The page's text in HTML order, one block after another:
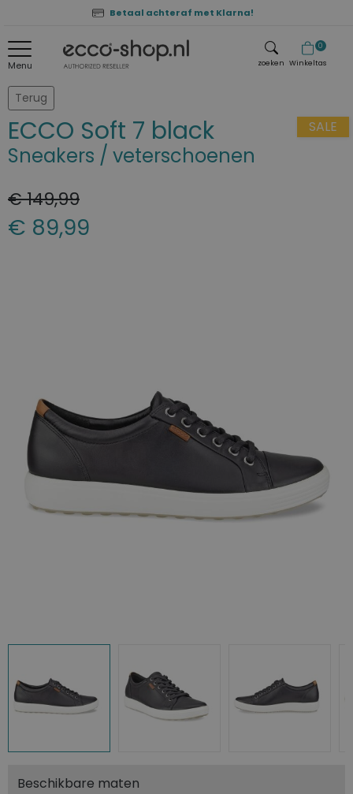
Betaal achteraf met Klarna!
Menu zoeken
0
Winkeltas
Terug
SALE
ECCO Soft 7 black
Sneakers / veterschoenen
€ 149,99
€ 89,99
Beschikbare maten